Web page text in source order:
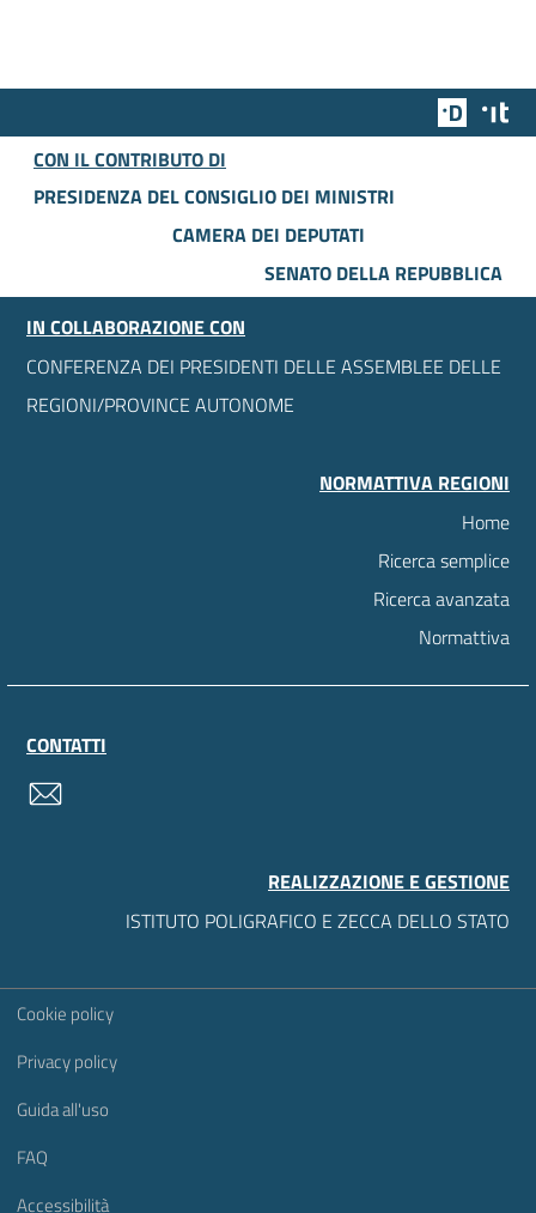
Team
CON IL CONTRIBUTO DI
PRESIDENZA DEL CONSIGLIO DEI MINISTRI
CAMERA DEI DEPUTATI
SENATO DELLA REPUBBLICA
IN COLLABORAZIONE CON
CONFERENZA DEI PRESIDENTI DELLE ASSEMBLEE DELLE
REGIONI/PROVINCE AUTONOME
NORMATTIVA REGIONI
Home
Ricerca semplice
Ricerca avanzata
Normattiva
CONTATTI
REALIZZAZIONE E GESTIONE
ISTITUTO POLIGRAFICO E ZECCA DELLO STATO
Sezione Link Utili
Cookie policy
Privacy policy
Guida all'uso
FAQ
Accessibilità